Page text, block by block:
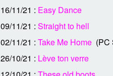
16/11/21 : Easy Dance
09/11/21 : Straight to hell
02/11/21 : Take Me Home (PC
26/10/21 : Lève ton verre